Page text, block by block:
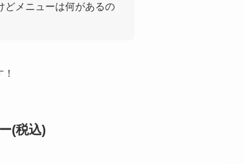
どメニューは何があるの
(税込)